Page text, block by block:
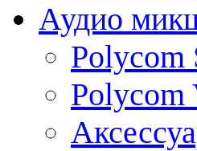
Аудио
Polycom
Polycom